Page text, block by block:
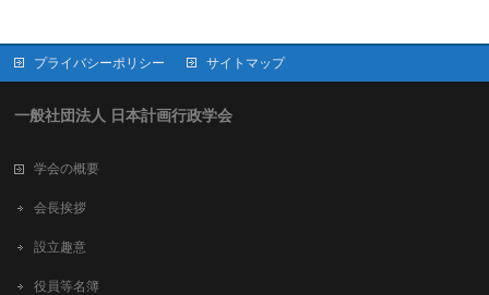
プライバシーポリシー サイトマップ
一般社団法人 日本計画行政学会
学会の概要
会長挨拶
設立趣意
役員等名簿